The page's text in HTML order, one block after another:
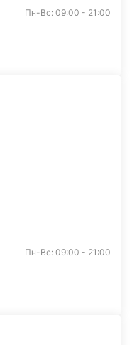
Пн-Вс: 09:00 - 21:00
Пн-Вс: 09:00 - 21:00